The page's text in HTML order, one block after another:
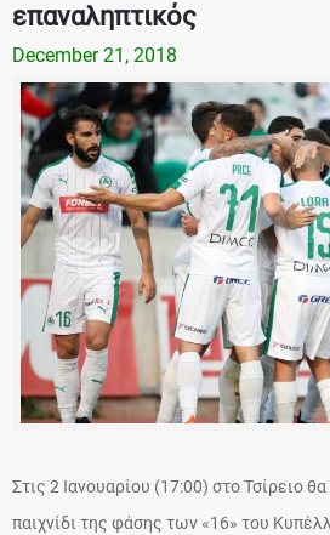
επαναληπτικός
December 21, 2018
Στις 2 Ιανουαρίου (17:00) στο Τσίρειο
παιχνίδι της φάσης των «16» του